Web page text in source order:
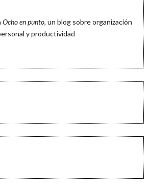
Ocho en punto, un blog sobre organización
y productividad